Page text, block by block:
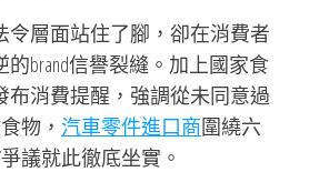
令層面站住了腳，卻在消費者
brand信譽裂縫。加上國家食
布消費提醒，強調從未同意過
物， 汽車零件進口商圍繞六
議就此徹底坐實。